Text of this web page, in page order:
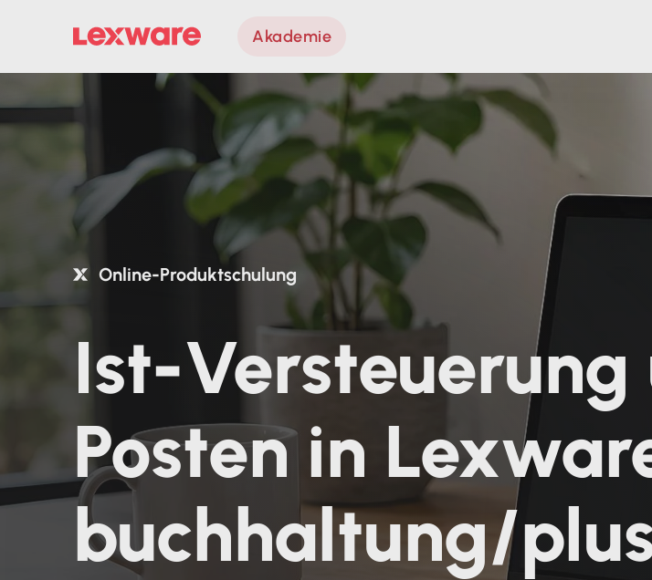
Akademie
Online-Produktschulung
Ist-
Posten in
buchhaltung/